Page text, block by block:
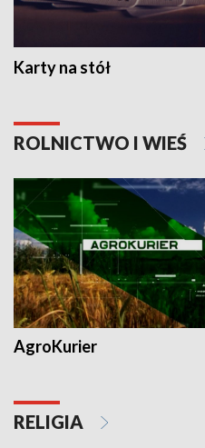
Karty na stół
ROLNICTWO I WIEŚ
AgroKurier
RELIGIA